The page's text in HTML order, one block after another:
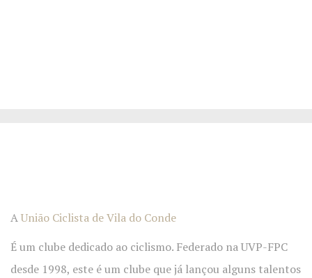
AUnião Ciclista de Vila do Conde
É um clube dedicado ao ciclismo. Federado na UVP-FPC
desde 1998, este é um clube que já lançou alguns talentos